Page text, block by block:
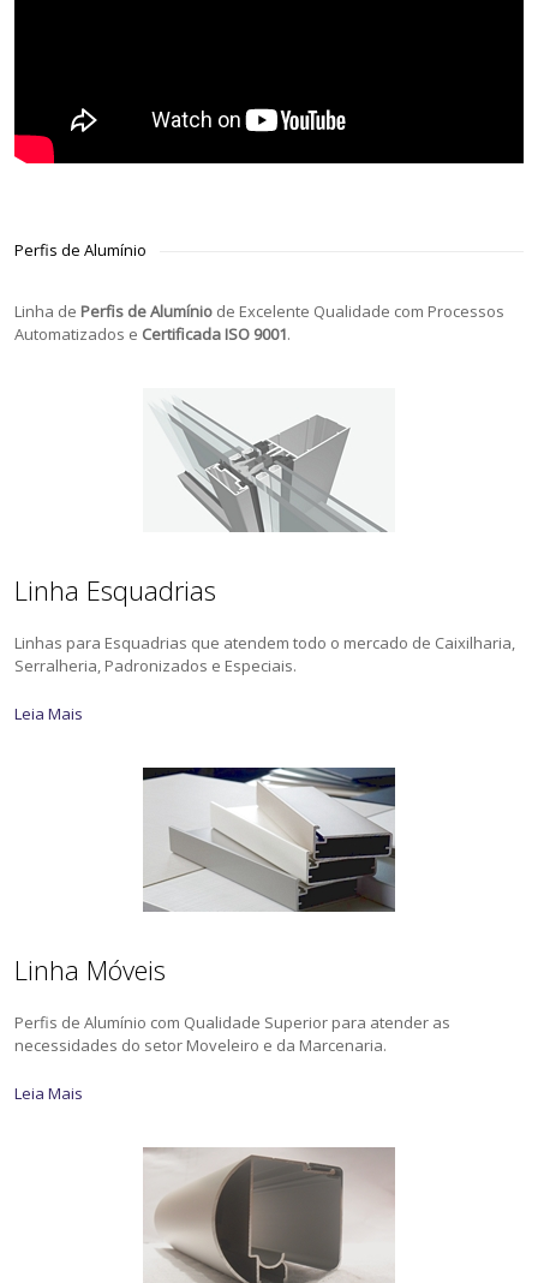
Perfis de Alumínio
Linha de Perfis de Alumínio de Excelente Qualidade com Processos
Automatizados e Certificada ISO 9001.
Linha Esquadrias
Linhas para Esquadrias que atendem todo o mercado de Caixilharia,
Serralheria, Padronizados e Especiais.
Leia Mais
Linha Móveis
Perfis de Alumínio com Qualidade Superior para atender as
necessidades do setor Moveleiro e da Marcenaria.
Leia Mais